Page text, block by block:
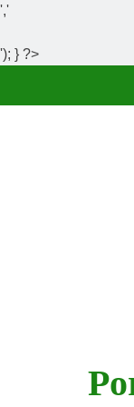
','
'); } ?>